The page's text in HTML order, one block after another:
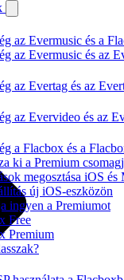
az Evermusic és a
az Evermusic és az
az Evertag és az
az Evervideo és az
a Flacbox és a
ki a Premium
megosztása iOS és
új iOS-eszközön
ingyen a Premiumot
Free
Premium